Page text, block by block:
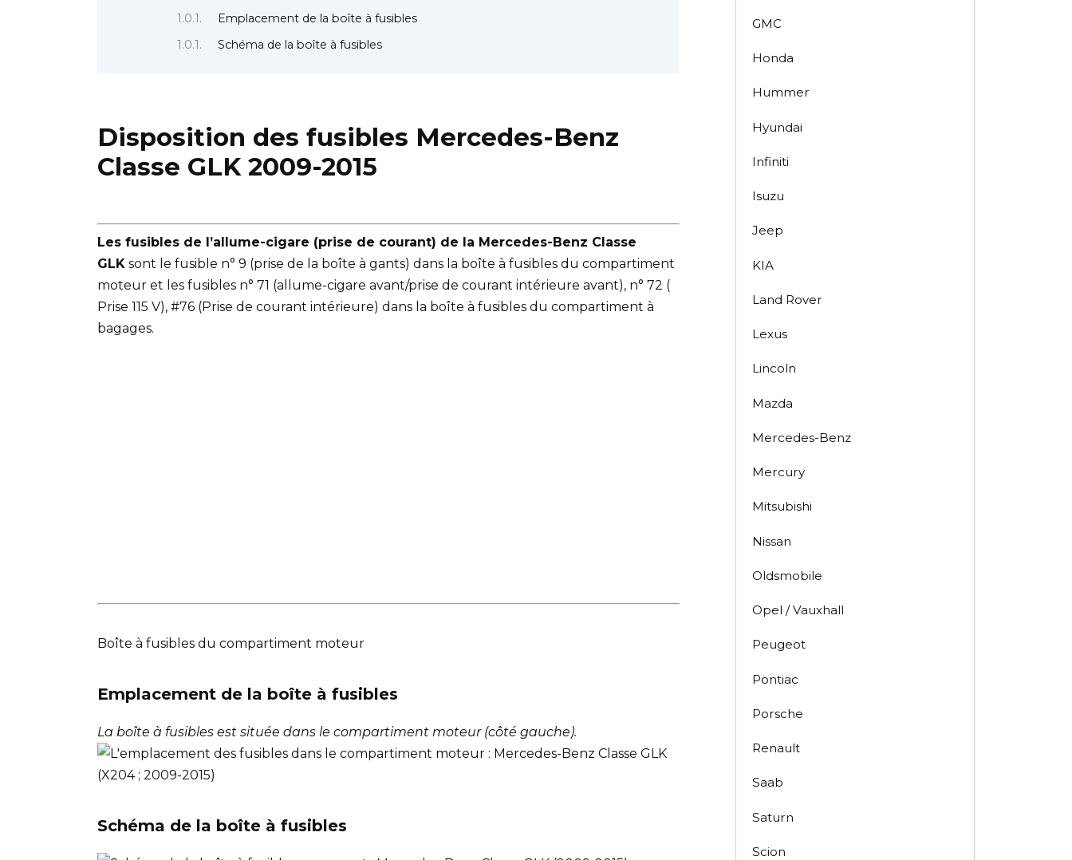
Emplacement de la boîte à fusibles
Schéma de la boîte à fusibles
Disposition des fusibles Mercedes-Benz
Classe GLK 2009-2015
Les fusibles de l’allume-cigare (prise de courant) de la Mercedes-Benz Classe
GLK sont le fusible n° 9 (prise de la boîte à gants) dans la boîte à fusibles du compartiment
moteur et les fusibles n° 71 (allume-cigare avant/prise de courant intérieure avant), n° 72 (
Prise 115 V), #76 (Prise de courant intérieure) dans la boîte à fusibles du compartiment à
bagages.
Boîte à fusibles du compartiment moteur
Emplacement de la boîte à fusibles
La boîte à fusibles est située dans le compartiment moteur (côté gauche).
Schéma de la boîte à fusibles
GMC
Honda
Hummer
Hyundai
Infiniti
Isuzu
Jeep
KIA
Land Rover
Lexus
Lincoln
Mazda
Mercedes-Benz
Mercury
Mitsubishi
Nissan
Oldsmobile
Opel / Vauxhall
Peugeot
Pontiac
Porsche
Renault
Saab
Saturn
Scion